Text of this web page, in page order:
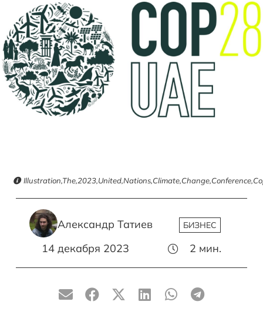
Александр Татиев БИЗНЕС
14 декабря 2023 2 мин.